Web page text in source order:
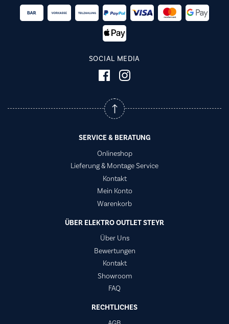
SOCIAL MEDIA
SERVICE & BERATUNG
Onlineshop
Lieferung & Montage Service
Kontakt
Mein Konto
Warenkorb
ÜBER ELEKTRO OUTLET STEYR
Über Uns
Bewertungen
Kontakt
Showroom
FAQ
RECHTLICHES